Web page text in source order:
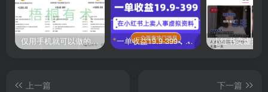
仅用手机就可以做的小项目，当天就能见钱，每天100-300 一单收益19.9-399，一个蓝海冷门项目，在小红书上卖人事虚拟资料
上一篇
下一篇